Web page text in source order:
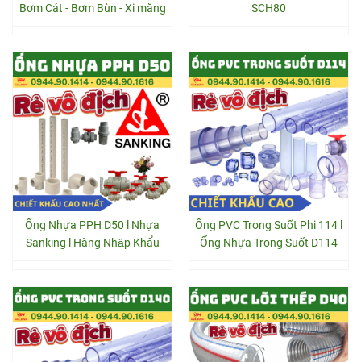
Bơm Cát - Bơm Bùn - Xi măng
SCH80
Ống Nhựa PPH D50 l Nhựa
Sanking l Hàng Nhập Khẩu
Ống PVC Trong Suốt Phi 114 l
Ống Nhựa Trong Suốt D114